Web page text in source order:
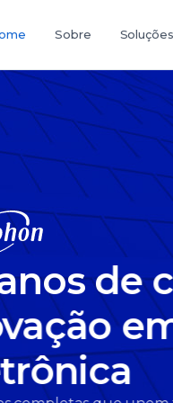
Sobre Soluções
de
em